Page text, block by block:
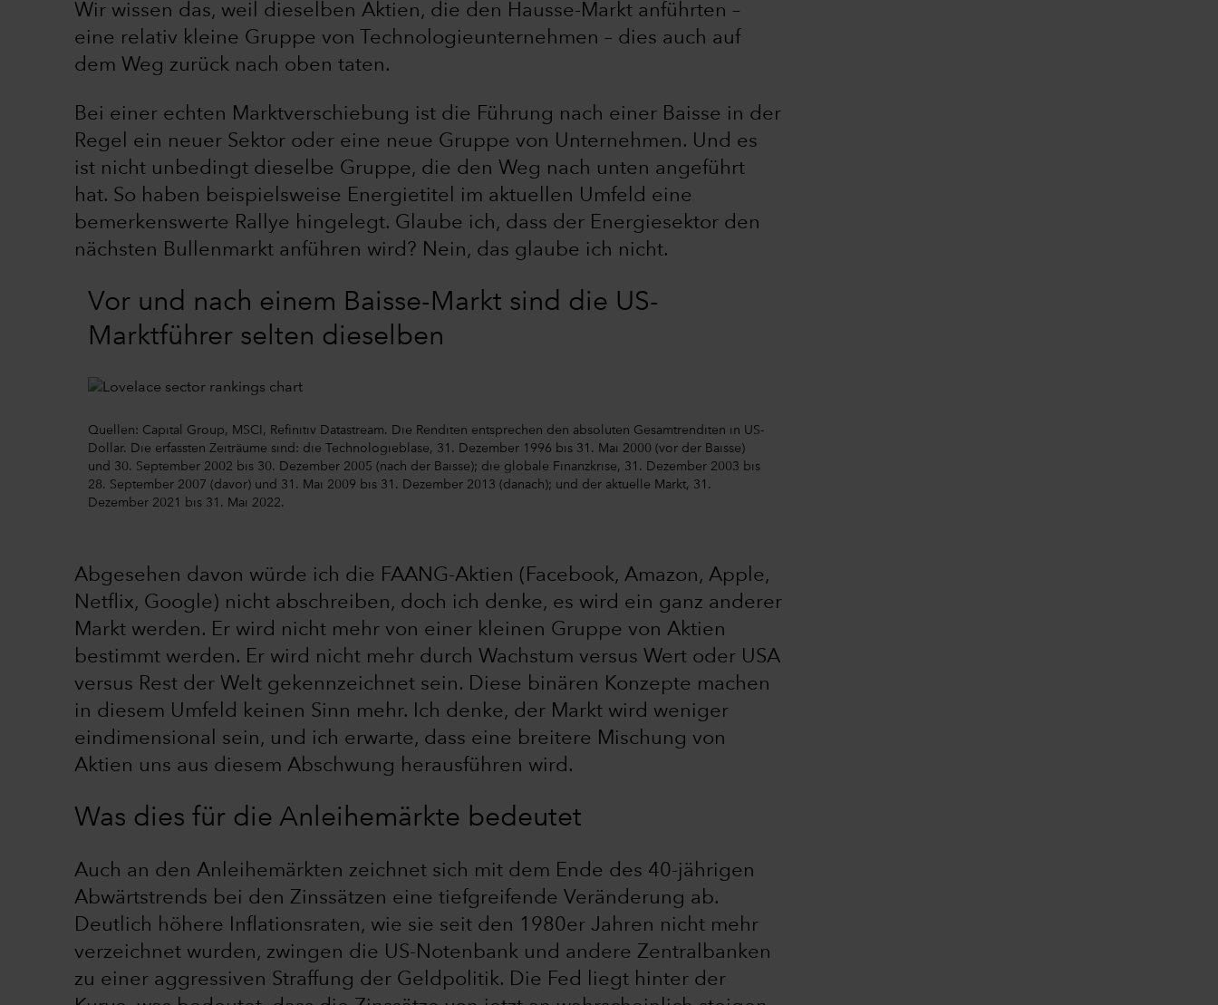
Wir wissen das, weil dieselben Aktien, die den Hausse-Markt anführten –
eine relativ kleine Gruppe von Technologieunternehmen – dies auch auf
dem Weg zurück nach oben taten.
Bei einer echten Marktverschiebung ist die Führung nach einer Baisse in der
Regel ein neuer Sektor oder eine neue Gruppe von Unternehmen. Und es
ist nicht unbedingt dieselbe Gruppe, die den Weg nach unten angeführt
hat. So haben beispielsweise Energietitel im aktuellen Umfeld eine
bemerkenswerte Rallye hingelegt. Glaube ich, dass der Energiesektor den
nächsten Bullenmarkt anführen wird? Nein, das glaube ich nicht.
Vor und nach einem Baisse-Markt sind die US-
Marktführer selten dieselben
Quellen: Capital Group, MSCI, Refinitiv Datastream. Die Renditen entsprechen den absoluten Gesamtrenditen in US-
Dollar. Die erfassten Zeiträume sind: die Technologieblase, 31. Dezember 1996 bis 31. Mai 2000 (vor der Baisse)
und 30. September 2002 bis 30. Dezember 2005 (nach der Baisse); die globale Finanzkrise, 31. Dezember 2003 bis
28. September 2007 (davor) und 31. Mai 2009 bis 31. Dezember 2013 (danach); und der aktuelle Markt, 31.
Dezember 2021 bis 31. Mai 2022.
Abgesehen davon würde ich die FAANG-Aktien (Facebook, Amazon, Apple,
Netflix, Google) nicht abschreiben, doch ich denke, es wird ein ganz anderer
Markt werden. Er wird nicht mehr von einer kleinen Gruppe von Aktien
bestimmt werden. Er wird nicht mehr durch Wachstum versus Wert oder USA
versus Rest der Welt gekennzeichnet sein. Diese binären Konzepte machen
in diesem Umfeld keinen Sinn mehr. Ich denke, der Markt wird weniger
eindimensional sein, und ich erwarte, dass eine breitere Mischung von
Aktien uns aus diesem Abschwung herausführen wird.
Was dies für die Anleihemärkte bedeutet
Auch an den Anleihemärkten zeichnet sich mit dem Ende des 40-jährigen
Abwärtstrends bei den Zinssätzen eine tiefgreifende Veränderung ab.
Deutlich höhere Inflationsraten, wie sie seit den 1980er Jahren nicht mehr
verzeichnet wurden, zwingen die US-Notenbank und andere Zentralbanken
zu einer aggressiven Straffung der Geldpolitik. Die Fed liegt hinter der